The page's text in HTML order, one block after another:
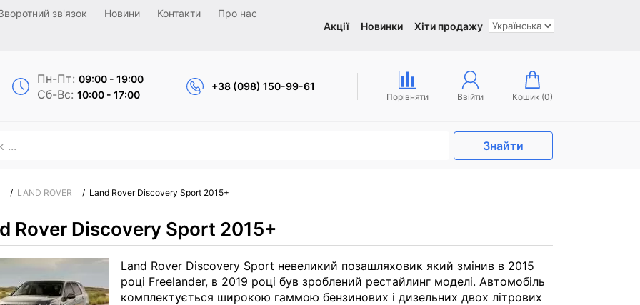
зв'язок Новини Контакти Про нас
Акції Новинки Хіти продажу
Пн-Пт: 09:00 - 19:00
Сб-Вс: 10:00 - 17:00
+38 (098) 150-99-61
Порівняти Ввійти Кошик (0)
Знайти
/ LAND ROVER / Land Rover Discovery Sport 2015+
Rover Discovery Sport 2015+
Land Rover Discovery Sport невеликий позашляховик який змінив в 2015
році Freelander, в 2019 році був зроблений рестайлинг моделі. Автомобіль
комплектується широкою гаммою бензинових і дизельних двох літрових